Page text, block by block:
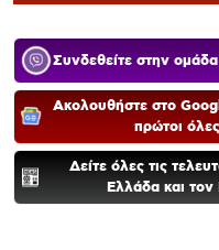
Συνδεθείτε στην
Ακολουθήστε στο
πρώτοι
Δείτε όλες τις
Ελλάδα και